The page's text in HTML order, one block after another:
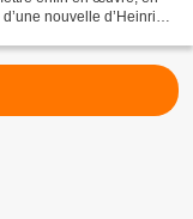
nouvelle d’Heinrich